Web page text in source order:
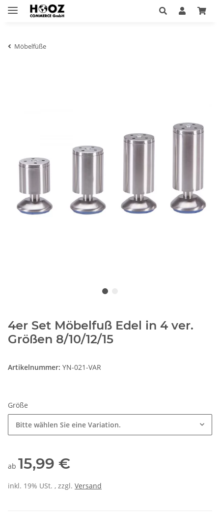
Möbelfüße
4er Set Möbelfuß Edel in 4 ver.
Größen 8/10/12/15
Artikelnummer: YN-021-VAR
Größe
Bitte wählen Sie eine Variation.
ab 15,99 €
inkl. 19% USt. , zzgl. Versand